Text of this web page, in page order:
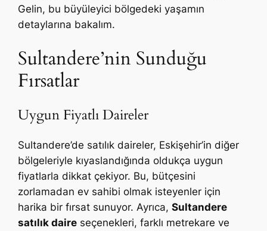
Gelin, bu büyüleyici bölgedeki yaşamın
detaylarına bakalım.
Sultandere’nin Sunduğu
Fırsatlar
Uygun Fiyatlı Daireler
Sultandere’de satılık daireler, Eskişehir’in diğer
bölgeleriyle kıyaslandığında oldukça uygun
fiyatlarla dikkat çekiyor. Bu, bütçesini
zorlamadan ev sahibi olmak isteyenler için
harika bir fırsat sunuyor. Ayrıca,Sultandere
satılık daire seçenekleri, farklı metrekare ve